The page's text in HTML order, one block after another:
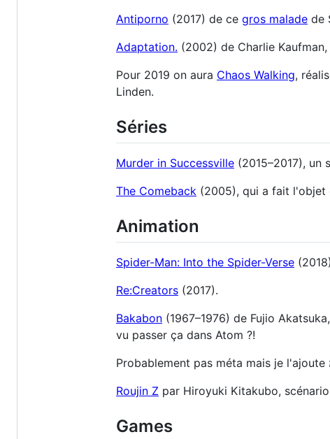
Antiporno (2017) de ce gros malade de
Adaptation. (2002) de Charlie
Pour 2019 on aura Chaos Walking,
Linden.
Séries
Murder in Successville (2015–2017), un
The Comeback (2005), qui a fait l'objet
Animation
Spider-Man: Into the Spider-Verse
Re:Creators (2017).
Bakabon (1967–1976) de Fujio Akatsuka
vu passer ça dans Atom ?!
Probablement pas méta mais je l'ajoute
Roujin Z par Hiroyuki Kitakubo,
Games